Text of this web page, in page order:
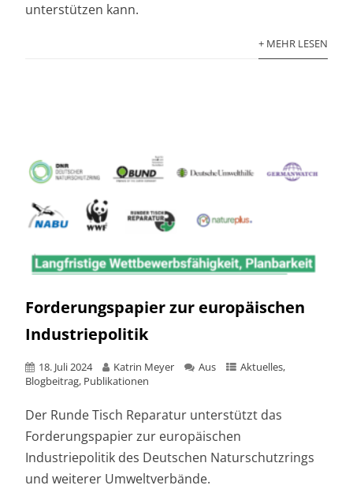
unterstützen kann.
+ MEHR LESEN
Forderungspapier zur europäischen
Industriepolitik
18. Juli 2024 Katrin Meyer Aus Aktuelles,
Blogbeitrag, Publikationen
Der Runde Tisch Reparatur unterstützt das
Forderungspapier zur europäischen
Industriepolitik des Deutschen Naturschutzrings
und weiterer Umweltverbände.